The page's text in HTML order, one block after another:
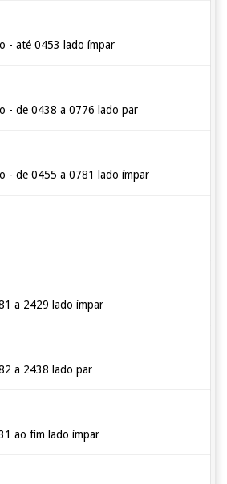
- até 0453 lado ímpar
- de 0438 a 0776 lado par
- de 0455 a 0781 lado ímpar
a 2429 lado ímpar
a 2438 lado par
ao fim lado ímpar